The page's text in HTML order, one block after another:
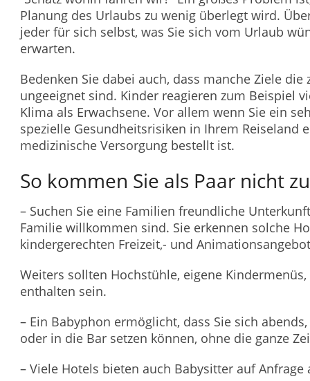
Planung des Urlaubs zu wenig überlegt wird.
jeder für sich selbst, was Sie sich vom Urlaub
erwarten.
Bedenken Sie dabei auch, dass manche Ziele
ungeeignet sind. Kinder reagieren zum Beispiel
Klima als Erwachsene. Vor allem wenn Sie ein
spezielle Gesundheitsrisiken in Ihrem Reiseland
medizinische Versorgung bestellt ist.
So kommen Sie als Paar nicht
– Suchen Sie eine Familien freundliche
Familie willkommen sind. Sie erkennen solche
kindergerechten Freizeit,- und
Weiters sollten Hochstühle, eigene
enthalten sein.
– Ein Babyphon ermöglicht, dass Sie sich
oder in die Bar setzen können, ohne die ganze
– Viele Hotels bieten auch Babysitter auf Anfrage